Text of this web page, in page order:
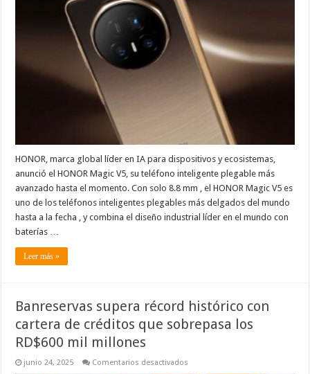
plegable
impulsado
por
IA,
ultradelgado
y
sin
sacrificios
es
una
realidadUna
experiencia
plegable
excepcional
en
batería,
cámara,
resistencia
e
IA
en
HONOR, marca global líder en IA para dispositivos y ecosistemas,
anunció el HONOR Magic V5, su teléfono inteligente plegable más
avanzado hasta el momento. Con solo 8.8 mm , el HONOR Magic V5 es
uno de los teléfonos inteligentes plegables más delgados del mundo
hasta a la fecha , y combina el diseño industrial líder en el mundo con
baterías …
Leer más »
Banreservas supera récord histórico con
cartera de créditos que sobrepasa los
RD$600 mil millones
junio 24, 2025 Comentarios desactivados